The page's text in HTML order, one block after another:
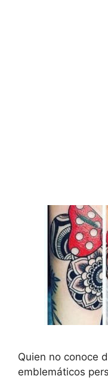
Quien no conoce
emblemáticos